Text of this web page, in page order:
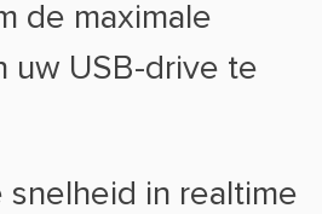
de maximale
uw USB-drive te
snelheid in realtime